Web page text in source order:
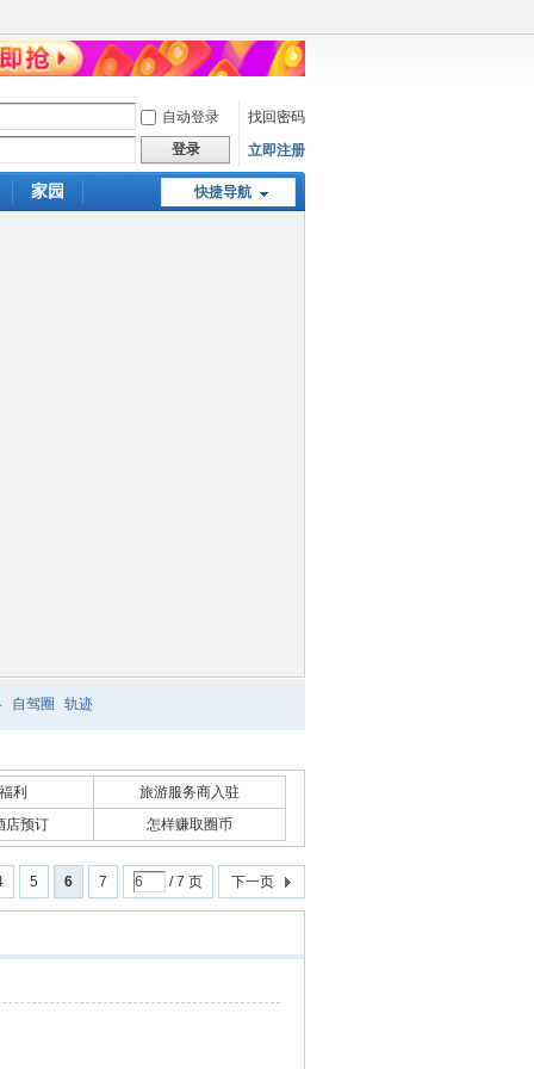
自动登录
找回密码
登录
立即注册
快捷导航
家园
自驾圈 轨迹
利
旅游服务商入驻
店预订
怎样赚取圈币
5 6 7 / 7 页 下一页